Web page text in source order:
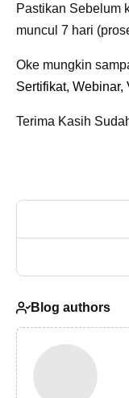
Pastikan Sebelum
muncul 7 hari
Oke mungkin
Sertifikat,
Terima Kasih
Blog authors